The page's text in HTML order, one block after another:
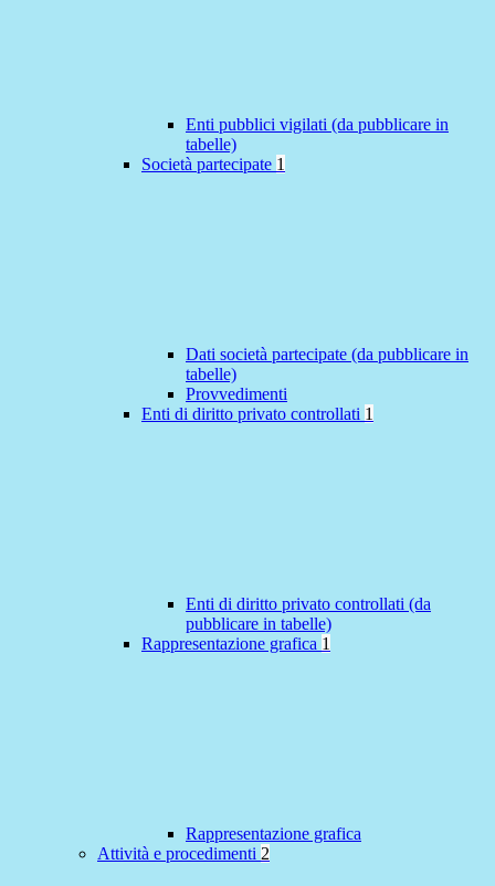
Enti pubblici vigilati (da pubblicare in
tabelle)
Società partecipate 1
Dati società partecipate (da pubblicare in
tabelle)
Provvedimenti
Enti di diritto privato controllati 1
Enti di diritto privato controllati (da
pubblicare in tabelle)
Rappresentazione grafica 1
Rappresentazione grafica
Attività e procedimenti 2